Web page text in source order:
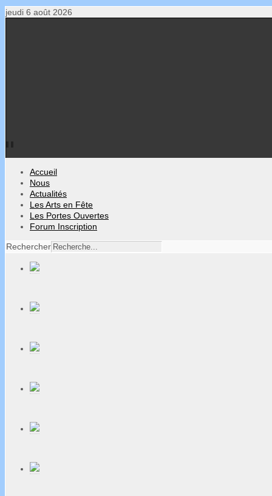
jeudi 6 août 2026
Accueil
Nous
Actualités
Les Arts en Fête
Les Portes Ouvertes
Forum Inscription
Rechercher